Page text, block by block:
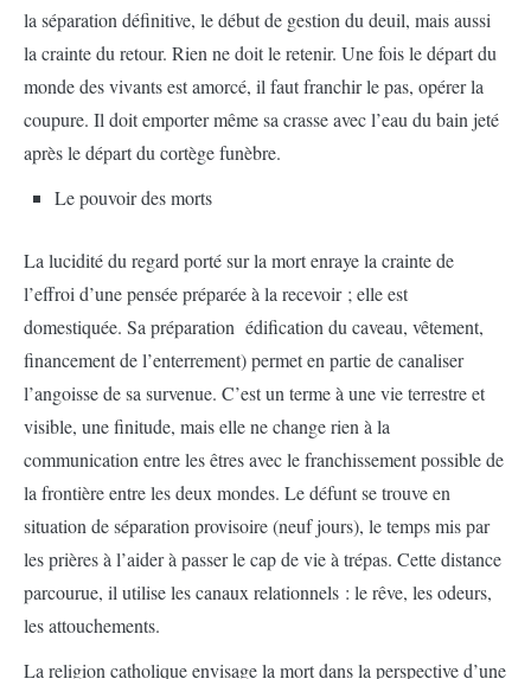
la séparation définitive, le début de gestion du deuil, mais aussi
la crainte du retour. Rien ne doit le retenir. Une fois le départ du
monde des vivants est amorcé, il faut franchir le pas, opérer la
coupure. Il doit emporter même sa crasse avec l’eau du bain jeté
après le départ du cortège funèbre.
Le pouvoir des morts
La lucidité du regard porté sur la mort enraye la crainte de
l’effroi d’une pensée préparée à la recevoir ; elle est
domestiquée. Sa préparation édification du caveau, vêtement,
financement de l’enterrement) permet en partie de canaliser
l’angoisse de sa survenue. C’est un terme à une vie terrestre et
visible, une finitude, mais elle ne change rien à la
communication entre les êtres avec le franchissement possible de
la frontière entre les deux mondes. Le défunt se trouve en
situation de séparation provisoire (neuf jours), le temps mis par
les prières à l’aider à passer le cap de vie à trépas. Cette distance
parcourue, il utilise les canaux relationnels : le rêve, les odeurs,
les attouchements.
La religion catholique envisage la mort dans la perspective d’une